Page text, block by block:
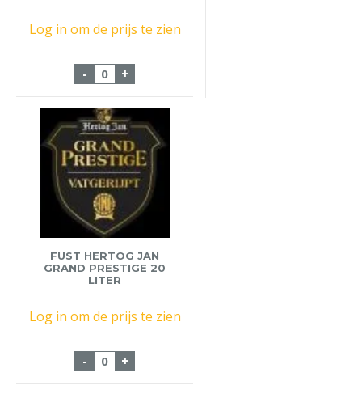
Log in om de prijs te zien
- Fust Hertog Jan Lentebock 20 liter aantal
+
FUST HERTOG JAN
GRAND PRESTIGE 20
LITER
Log in om de prijs te zien
- Fust Hertog Jan Grand Prestige 20 liter
+